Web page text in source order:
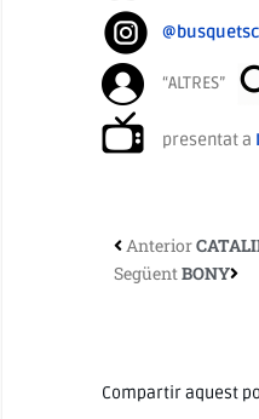
“ALTRES”
presentat a
Anterior
Següent BONY
Compartir aquest